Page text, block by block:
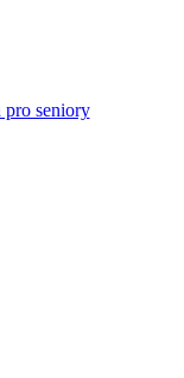
pro seniory